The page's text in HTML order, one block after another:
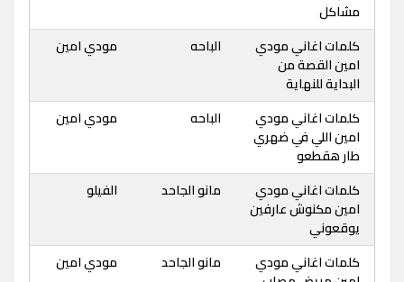
مشاكل
كلمات اغاني مودي
امين القصة من
البداية للنهاية
الباحه مودي امين
كلمات اغاني مودي
امين اللي في ضهري
طار هقطعو
الباحه مودي امين
كلمات اغاني مودي
امين مكنوش عارفين
يوقعوني
مانو الجاحد الفيلو
كلمات اغاني مودي
مانو الجاحد مودي امين